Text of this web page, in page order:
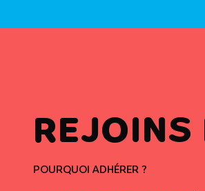
REJOINS
POURQUOI ADHÉRER ?